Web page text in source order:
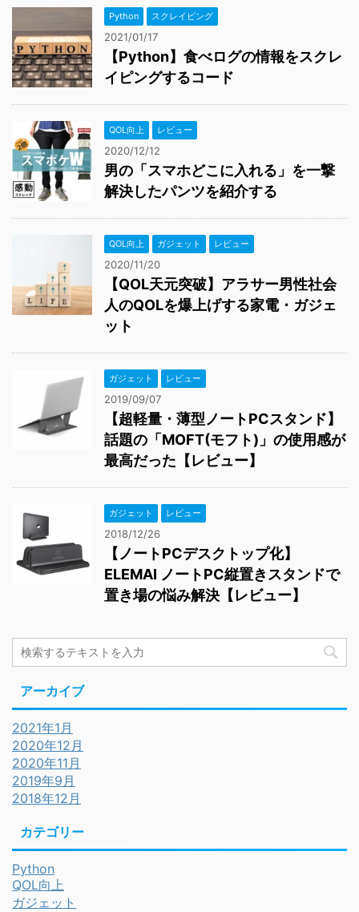
Python スクレイピング
2021/01/17
【Python】食べログの情報をスクレ
イピングするコード
QOL向上 レビュー
2020/12/12
男の「スマホどこに入れる」を一撃
解決したパンツを紹介する
QOL向上 ガジェット レビュー
2020/11/20
【QOL天元突破】アラサー男性社会
人のQOLを爆上げする家電・ガジェ
ット
ガジェット レビュー
2019/09/07
【超軽量・薄型ノートPCスタンド】
話題の「MOFT(モフト)」の使用感が
最高だった【レビュー】
ガジェット レビュー
2018/12/26
【ノートPCデスクトップ化】
ELEMAI ノートPC縦置きスタンドで
置き場の悩み解決【レビュー】
アーカイブ
2021年1月
2020年12月
2020年11月
2019年9月
2018年12月
カテゴリー
Python
QOL向上
ガジェット